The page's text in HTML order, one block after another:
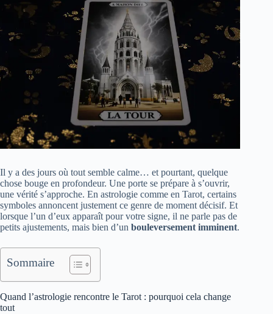
Il y a des jours où tout semble calme… et pourtant, quelque
chose bouge en profondeur. Une porte se prépare à s’ouvrir,
une vérité s’approche. En astrologie comme en Tarot, certains
symboles annoncent justement ce genre de moment décisif. Et
lorsque l’un d’eux apparaît pour votre signe, il ne parle pas de
petits ajustements, mais bien d’un bouleversement imminent.
Sommaire
Quand l’astrologie rencontre le Tarot : pourquoi cela change
tout